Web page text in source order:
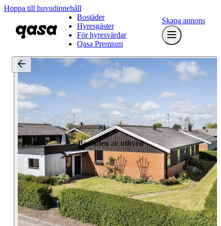
Hoppa till huvudinnehåll
Bostäder
Hyresgäster
För hyresvärdar
Qasa Premium
Skapa annons
Bostaden är uthyrd